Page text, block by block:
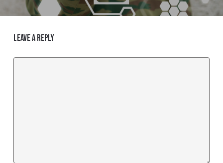
Leave a Reply